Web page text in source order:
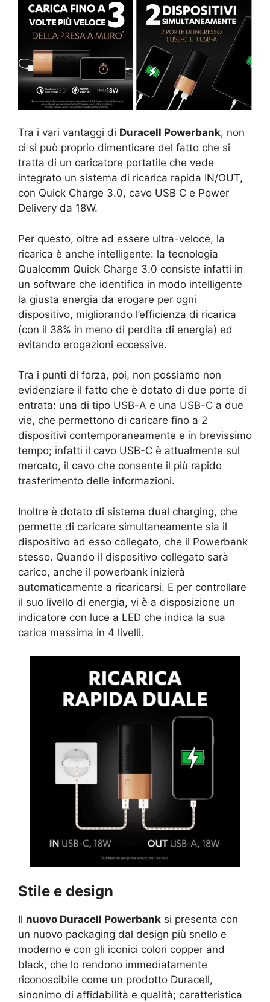
Tra i vari vantaggi di Duracell Powerbank, non
ci si può proprio dimenticare del fatto che si
tratta di un caricatore portatile che vede
integrato un sistema di ricarica rapida IN/OUT,
con Quick Charge 3.0, cavo USB C e Power
Delivery da 18W.
Per questo, oltre ad essere ultra-veloce, la
ricarica è anche intelligente: la tecnologia
Qualcomm Quick Charge 3.0 consiste infatti in
un software che identifica in modo intelligente
la giusta energia da erogare per ogni
dispositivo, migliorando l’efficienza di ricarica
(con il 38% in meno di perdita di energia) ed
evitando erogazioni eccessive.
Tra i punti di forza, poi, non possiamo non
evidenziare il fatto che è dotato di due porte di
entrata: una di tipo USB-A e una USB-C a due
vie, che permettono di caricare fino a 2
dispositivi contemporaneamente e in brevissimo
tempo; infatti il cavo USB-C è attualmente sul
mercato, il cavo che consente il più rapido
trasferimento delle informazioni.
Inoltre è dotato di sistema dual charging, che
permette di caricare simultaneamente sia il
dispositivo ad esso collegato, che il Powerbank
stesso. Quando il dispositivo collegato sarà
carico, anche il powerbank inizierà
automaticamente a ricaricarsi. E per controllare
il suo livello di energia, vi è a disposizione un
indicatore con luce a LED che indica la sua
carica massima in 4 livelli.
Stile e design
Il nuovo Duracell Powerbank si presenta con
un nuovo packaging dal design più snello e
moderno e con gli iconici colori copper and
black, che lo rendono immediatamente
riconoscibile come un prodotto Duracell,
sinonimo di affidabilità e qualità; caratteristica